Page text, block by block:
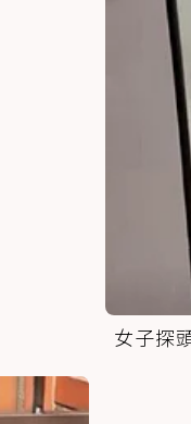
女子探